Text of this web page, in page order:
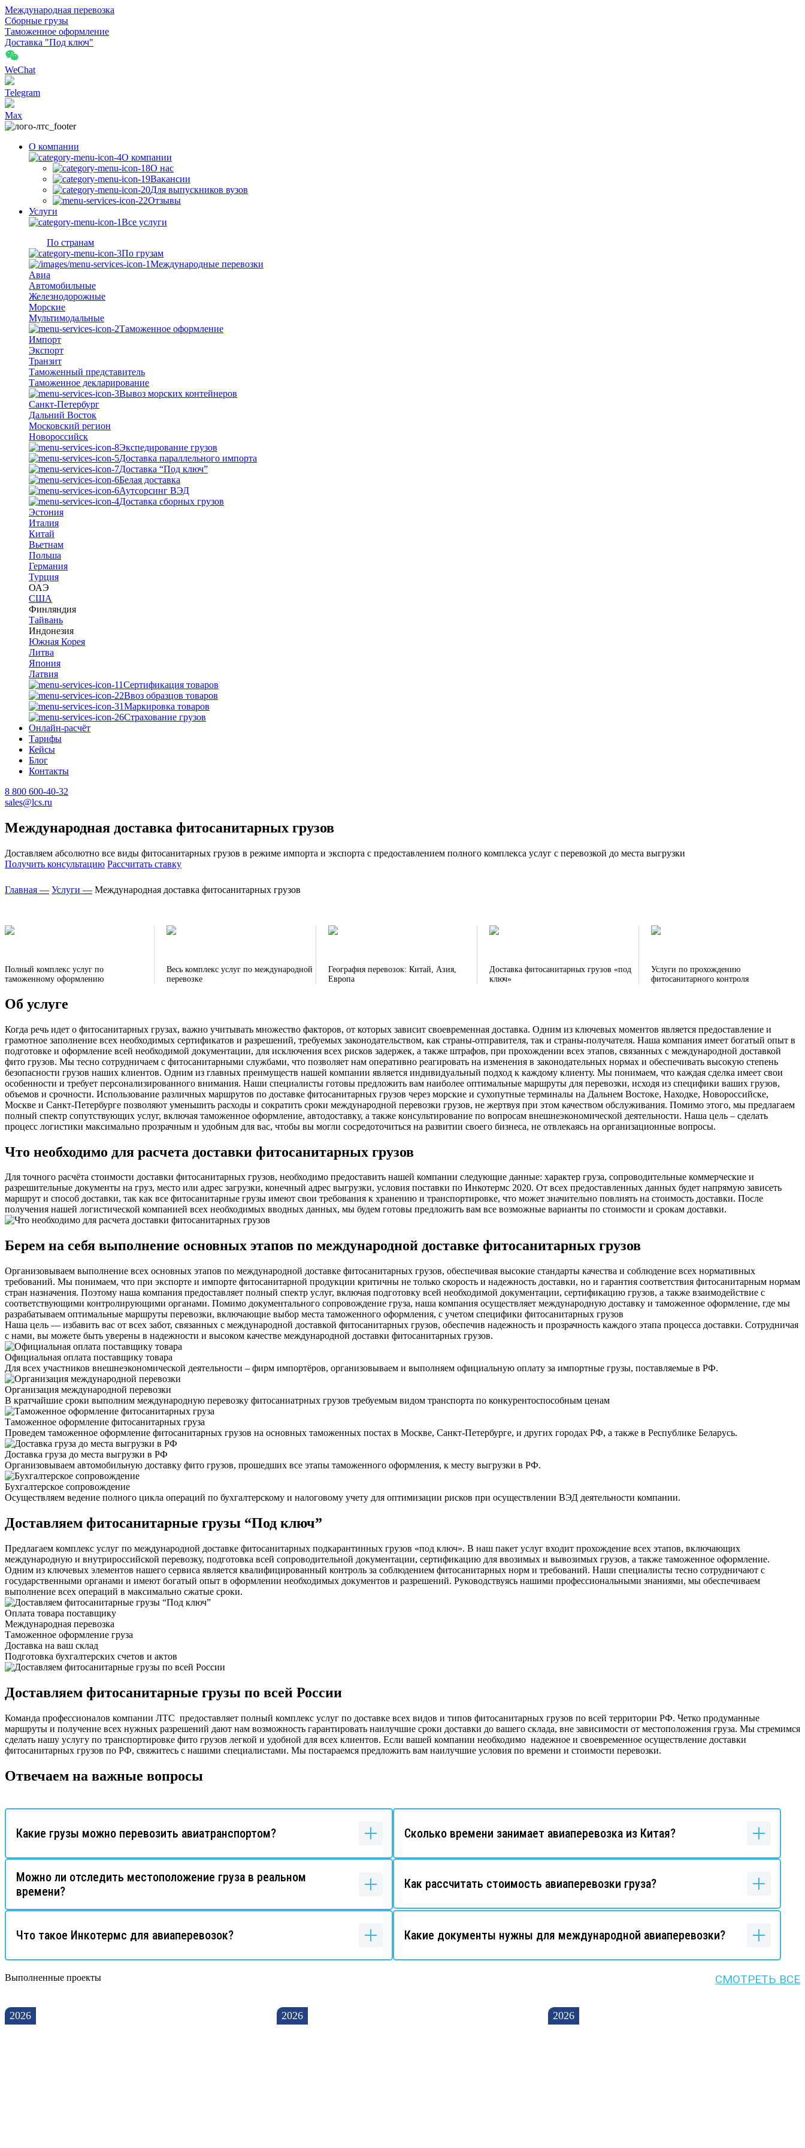
Международная перевозка
Сборные грузы
Таможенное оформление
Доставка "Под ключ"
WeChat
Telegram
Max
О компании
О компании
О нас
Вакансии
Для выпускников вузов
Отзывы
Услуги
Все услуги
По странам
По грузам
Международные перевозки
Авиа
Автомобильные
Железнодорожные
Морские
Мультимодальные
Таможенное оформление
Импорт
Экспорт
Транзит
Таможенный представитель
Таможенное декларирование
Вывоз морских контейнеров
Санкт-Петербург
Дальний Восток
Московский регион
Новороссийск
Экспедирование грузов
Доставка параллельного импорта
Доставка “Под ключ”
Белая доставка
Аутсорсинг ВЭД
Доставка сборных грузов
Эстония
Италия
Китай
Вьетнам
Польша
Германия
Турция
ОАЭ
США
Финляндия
Тайвань
Индонезия
Южная Корея
Литва
Япония
Латвия
Сертификация товаров
Ввоз образцов товаров
Маркировка товаров
Страхование грузов
Онлайн-расчёт
Тарифы
Кейсы
Блог
Контакты
8 800 600-40-32
sales@lcs.ru
Международная доставка фитосанитарных грузов
Доставляем абсолютно все виды фитосанитарных грузов в режиме импорта и экспорта с предоставлением полного комплекса услуг с перевозкой до места выгрузки
Получить консультацию Рассчитать ставку
Главная — Услуги — Международная доставка фитосанитарных грузов
Полный комплекс услуг по
таможенному оформлению
Весь комплекс услуг по международной
перевозке
География перевозок: Китай, Азия,
Европа
Доставка фитосанитарных грузов «под
ключ»
Услуги по прохождению
фитосанитарного контроля
Об услуге
Когда речь идет о фитосанитарных грузах, важно учитывать множество факторов, от которых зависит своевременная доставка. Одним из ключевых моментов является предоставление и
грамотное заполнение всех необходимых сертификатов и разрешений, требуемых законодательством, как страны-отправителя, так и страны-получателя. Наша компания имеет богатый опыт в
подготовке и оформление всей необходимой документации, для исключения всех рисков задержек, а также штрафов, при прохождении всех этапов, связанных с международной доставкой
фито грузов. Мы тесно сотрудничаем с фитосанитарными службами, что позволяет нам оперативно реагировать на изменения в законодательных нормах и обеспечивать высокую степень
безопасности грузов наших клиентов. Одним из главных преимуществ нашей компании является индивидуальный подход к каждому клиенту. Мы понимаем, что каждая сделка имеет свои
особенности и требует персонализированного внимания. Наши специалисты готовы предложить вам наиболее оптимальные маршруты для перевозки, исходя из специфики ваших грузов,
объемов и срочности. Использование различных маршрутов по доставке фитосанитарных грузов через морские и сухопутные терминалы на Дальнем Востоке, Находке, Новороссийске,
Москве и Санкт-Петербурге позволяют уменьшить расходы и сократить сроки международной перевозки грузов, не жертвуя при этом качеством обслуживания. Помимо этого, мы предлагаем
полный спектр сопутствующих услуг, включая таможенное оформление, автодоставку, а также консультирование по вопросам внешнеэкономической деятельности. Наша цель – сделать
процесс логистики максимально прозрачным и удобным для вас, чтобы вы могли сосредоточиться на развитии своего бизнеса, не отвлекаясь на организационные вопросы.
Что необходимо для расчета доставки фитосанитарных грузов
Для точного расчёта стоимости доставки фитосанитарных грузов, необходимо предоставить нашей компании следующие данные: характер груза, сопроводительные коммерческие и
разрешительные документы на груз, место или адрес загрузки, конечный адрес выгрузки, условия поставки по Инкотермс 2020. От всех предоставленных данных будет напрямую зависеть
маршрут и способ доставки, так как все фитосанитарные грузы имеют свои требования к хранению и транспортировке, что может значительно повлиять на стоимость доставки. После
получения нашей логистической компанией всех необходимых вводных данных, мы будем готовы предложить вам все возможные варианты по стоимости и срокам доставки.
Берем на себя выполнение основных этапов по международной доставке фитосанитарных грузов
Организовываем выполнение всех основных этапов по международной доставке фитосанитарных грузов, обеспечивая высокие стандарты качества и соблюдение всех нормативных
требований. Мы понимаем, что при экспорте и импорте фитосанитарной продукции критичны не только скорость и надежность доставки, но и гарантия соответствия фитосанитарным нормам
стран назначения. Поэтому наша компания предоставляет полный спектр услуг, включая подготовку всей необходимой документации, сертификацию грузов, а также взаимодействие с
соответствующими контролирующими органами. Помимо документального сопровождение груза, наша компания осуществляет международную доставку и таможенное оформление, где мы
разрабатываем оптимальные маршруты перевозки, включающие выбор места таможенного оформления, с учетом специфики фитосанитарных грузов
Наша цель — избавить вас от всех забот, связанных с международной доставкой фитосанитарных грузов, обеспечив надежность и прозрачность каждого этапа процесса доставки. Сотрудничая
с нами, вы можете быть уверены в надежности и высоком качестве международной доставки фитосанитарных грузов.
Официальная оплата поставщику товара
Для всех участников внешнеэкономической деятельности – фирм импортёров, организовываем и выполняем официальную оплату за импортные грузы, поставляемые в РФ.
Организация международной перевозки
В кратчайшие сроки выполним международную перевозку фитосаниатрных грузов требуемым видом транспорта по конкурентоспособным ценам
Таможенное оформление фитосанитарных груза
Проведем таможенное оформление фитосанитарных грузов на основных таможенных постах в Москве, Санкт-Петербурге, и других городах РФ, а также в Республике Беларусь.
Доставка груза до места выгрузки в РФ
Организовываем автомобильную доставку фито грузов, прошедших все этапы таможенного оформления, к месту выгрузки в РФ.
Бухгалтерское сопровождение
Осуществляем ведение полного цикла операций по бухгалтерскому и налоговому учету для оптимизации рисков при осуществлении ВЭД деятельности компании.
Доставляем фитосанитарные грузы “Под ключ”
Предлагаем комплекс услуг по международной доставке фитосанитарных подкарантинных грузов «под ключ». В наш пакет услуг входит прохождение всех этапов, включающих
международную и внутрироссийской перевозку, подготовка всей сопроводительной документации, сертификацию для ввозимых и вывозимых грузов, а также таможенное оформление.
Одним из ключевых элементов нашего сервиса является квалифицированный контроль за соблюдением фитосанитарных норм и требований. Наши специалисты тесно сотрудничают с
государственными органами и имеют богатый опыт в оформлении необходимых документов и разрешений. Руководствуясь нашими профессиональными знаниями, мы обеспечиваем
выполнение всех операций в максимально сжатые сроки.
Оплата товара поставщику
Международная перевозка
Таможенное оформление груза
Доставка на ваш склад
Подготовка бухгалтерских счетов и актов
Доставляем фитосанитарные грузы по всей России
Команда профессионалов компании ЛТС предоставляет полный комплекс услуг по доставке всех видов и типов фитосанитарных грузов по всей территории РФ. Четко продуманные
маршруты и получение всех нужных разрешений дают нам возможность гарантировать наилучшие сроки доставки до вашего склада, вне зависимости от местоположения груза. Мы стремимся
сделать нашу услугу по транспортировке фито грузов легкой и удобной для всех клиентов. Если вашей компании необходимо надежное и своевременное осуществление доставки
фитосанитарных грузов по РФ, свяжитесь с нашими специалистами. Мы постараемся предложить вам наилучшие условия по времени и стоимости перевозки.
Отвечаем на важные вопросы
Какие грузы можно перевозить авиатранспортом? Сколько времени занимает авиаперевозка из Китая?
Можно ли отследить местоположение груза в реальном
времени?
Как рассчитать стоимость авиаперевозки груза?
Что такое Инкотермс для авиаперевозок? Какие документы нужны для международной авиаперевозки?
Выполненные проекты СМОТРЕТЬ ВСЕ
2026 2026 2026